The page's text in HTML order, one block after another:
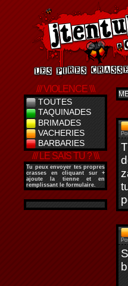
/// VIOLENCE \\\
TOUTES
TAQUINADES
BRIMADES
VACHERIES
BARBARIES
/// LE SAIS TU ? \\\
Tu peux envoyer tes propres
crasses en cliquant sur +
ajoute la tienneet en
remplissant le formulaire.